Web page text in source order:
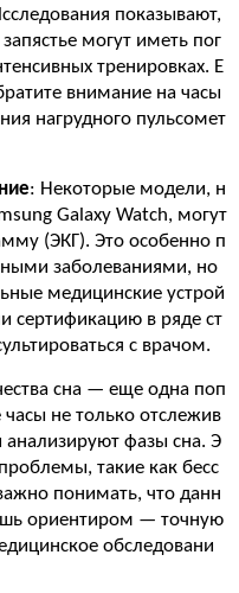
показывают,
могут иметь пог
тренировках. Е
внимание на часы
нагрудного пульсомет
: Некоторые модели, н
Galaxy Watch, могут
(ЭКГ). Это особенно п
заболеваниями, но
медицинские устрой
сертификацию в ряде ст
с врачом.
сна — еще одна поп
не только отслежив
анализируют фазы сна. Э
такие как бесс
понимать, что данн
ориентиром — точную
обследовани